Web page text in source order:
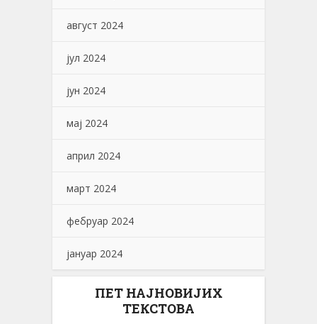
август 2024
јул 2024
јун 2024
мај 2024
април 2024
март 2024
фебруар 2024
јануар 2024
ПЕТ НАЈНОВИЈИХ
ТЕКСТОВА